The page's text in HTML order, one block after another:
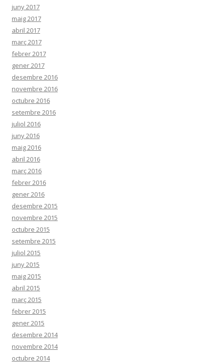
juny 2017
maig 2017
abril 2017
març 2017
febrer 2017
gener 2017
desembre 2016
novembre 2016
octubre 2016
setembre 2016
juliol 2016
juny 2016
maig 2016
abril 2016
març 2016
febrer 2016
gener 2016
desembre 2015
novembre 2015
octubre 2015
setembre 2015
juliol 2015
juny 2015
maig 2015
abril 2015
març 2015
febrer 2015
gener 2015
desembre 2014
novembre 2014
octubre 2014